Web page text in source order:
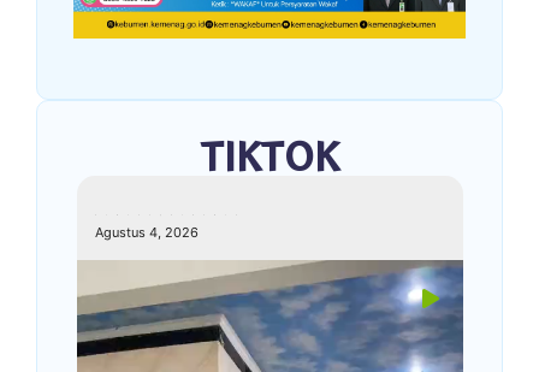
TIKTOK
Agustus 4, 2026